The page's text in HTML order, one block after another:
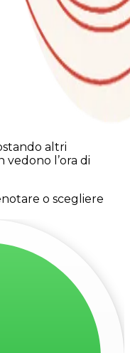
altri
vedono l’ora di
o scegliere